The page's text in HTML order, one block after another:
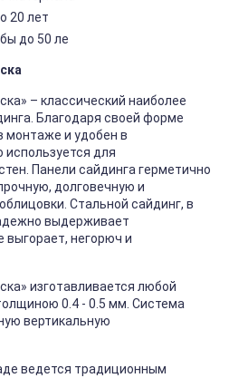
20 лет
до 50 ле
– классический наиболее
Благодаря своей форме
монтаже и удобен в
используется для
Панели сайдинга герметично
долговечную и
Стальной сайдинг, в
выдерживает
выгорает, негорюч и
изготавливается любой
0.4 - 0.5 мм. Система
вертикальную
ведется традиционным